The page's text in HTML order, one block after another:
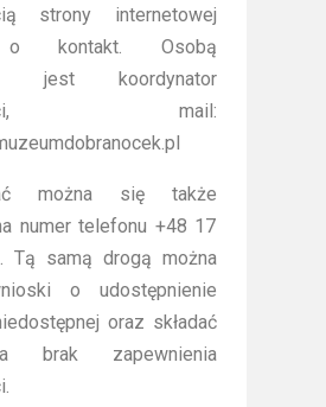
strony internetowej
o kontakt. Osobą
jest koordynator
mail:
można się także
numer telefonu +48 17
Tą samą drogą można
o udostępnienie
oraz składać
brak zapewnienia